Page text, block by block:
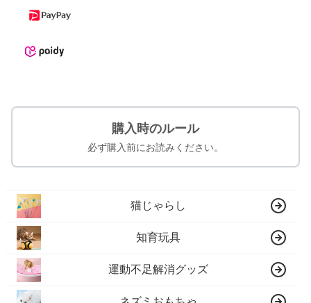
購入時のルール
必ず購入前にお読みください。
猫じゃらし
知育玩具
運動不足解消グッズ